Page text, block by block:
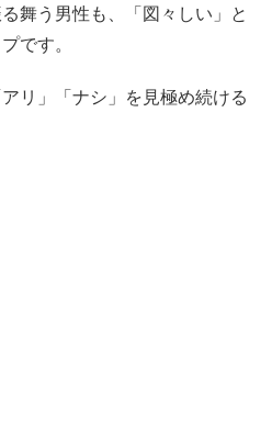
舞う男性も、「図々しい」と
です。
リ」「ナシ」を見極め続ける